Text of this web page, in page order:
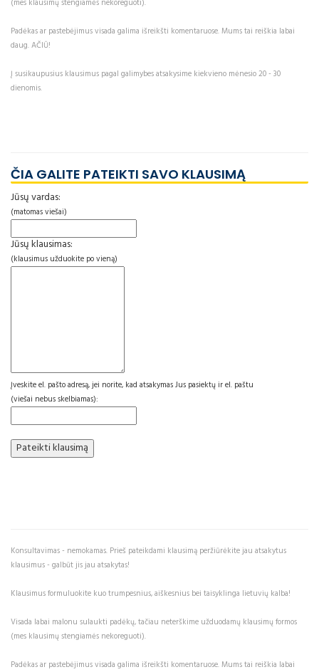
(mes klausimų stengiamės nekoreguoti).
Padėkas ar pastebėjimus visada galima išreikšti komentaruose. Mums tai reiškia labai
daug. AČIŪ!
Į susikaupusius klausimus pagal galimybes atsakysime kiekvieno mėnesio 20 - 30
dienomis.
ČIA GALITE PATEIKTI SAVO KLAUSIMĄ
Jūsų vardas:
(matomas viešai)
Jūsų klausimas:
(klausimus užduokite po vieną)
Įveskite el. pašto adresą, jei norite, kad atsakymas Jus pasiektų ir el. paštu
(viešai nebus skelbiamas):
Konsultavimas - nemokamas. Prieš pateikdami klausimą peržiūrėkite jau atsakytus
klausimus - galbūt jis jau atsakytas!
Klausimus formuluokite kuo trumpesnius, aiškesnius bei taisyklinga lietuvių kalba!
Visada labai malonu sulaukti padėkų, tačiau neterškime užduodamų klausimų formos
(mes klausimų stengiamės nekoreguoti).
Padėkas ar pastebėjimus visada galima išreikšti komentaruose. Mums tai reiškia labai